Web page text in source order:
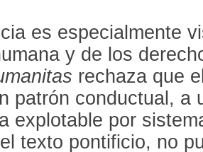
es especialmente
y de los
rechaza que
patrón conductual, a
explotable por
texto pontificio, no